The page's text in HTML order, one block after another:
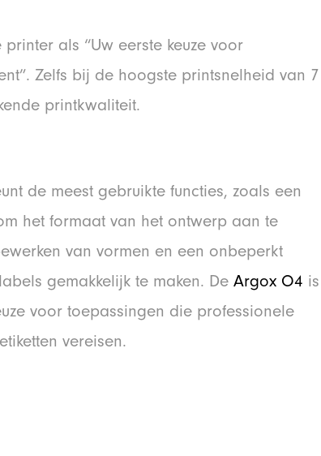
als “Uw eerste keuze voor
Zelfs bij de hoogste printsnelheid van 7
printkwaliteit.
de meest gebruikte functies, zoals een
het formaat van het ontwerp aan te
van vormen en een onbeperkt
gemakkelijk te maken. De Argox O4 is
voor toepassingen die professionele
vereisen.